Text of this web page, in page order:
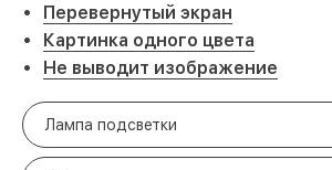
Перевернутый экран
Картинка одного цвета
Не выводит изображение
Лампа подсветки